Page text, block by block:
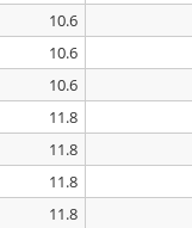
10.6
10.6
10.6
11.8
11.8
11.8
11.8